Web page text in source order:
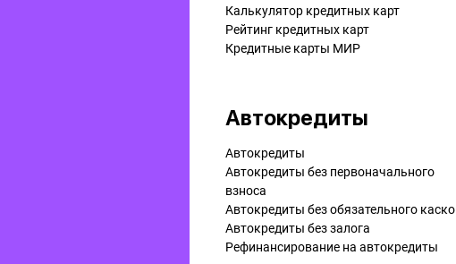
Калькулятор кредитных карт
Рейтинг кредитных карт
Кредитные карты МИР
Автокредиты
Автокредиты
Автокредиты без первоначального
взноса
Автокредиты без обязательного каско
Автокредиты без залога
Рефинансирование на aвтокредиты